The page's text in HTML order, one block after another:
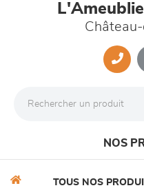
NOS
TOUS NOS